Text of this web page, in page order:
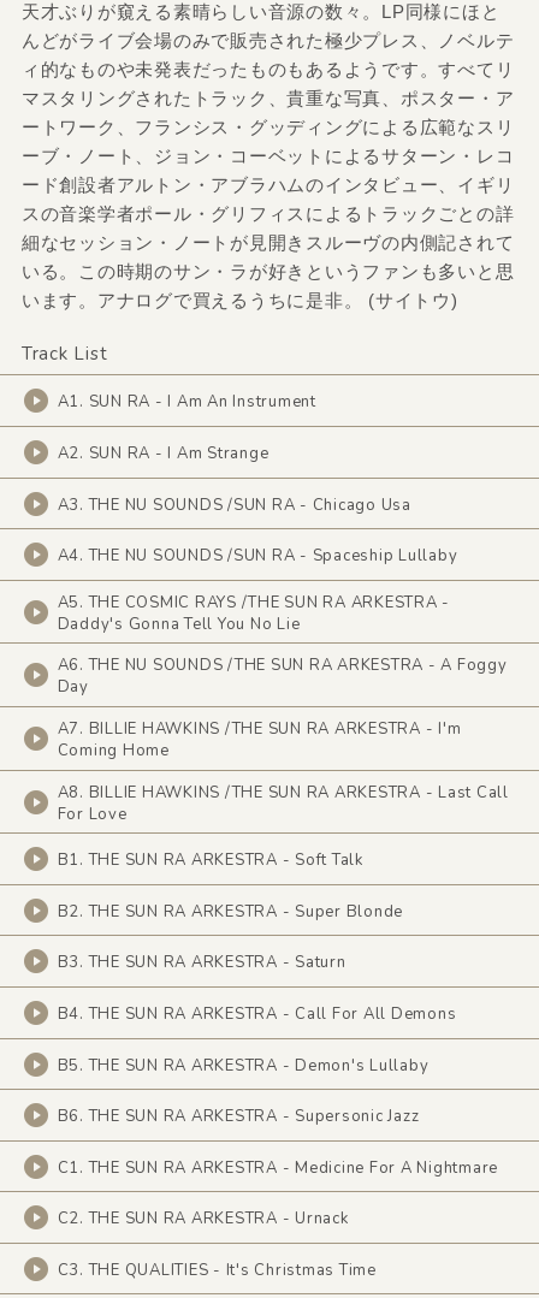
天才ぶりが窺える素晴らしい音源の数々。LP同様にほと
んどがライブ会場のみで販売された極少プレス、ノベルテ
ィ的なものや未発表だったものもあるようです。すべてリ
マスタリングされたトラック、貴重な写真、ポスター・ア
ートワーク、フランシス・グッディングによる広範なスリ
ーブ・ノート、ジョン・コーベットによるサターン・レコ
ード創設者アルトン・アブラハムのインタビュー、イギリ
スの音楽学者ポール・グリフィスによるトラックごとの詳
細なセッション・ノートが見開きスルーヴの内側記されて
いる。この時期のサン・ラが好きというファンも多いと思
います。アナログで買えるうちに是非。 (サイトウ)
Track List
A1. SUN RA - I Am An Instrument
A2. SUN RA - I Am Strange
A3. THE NU SOUNDS /SUN RA - Chicago Usa
A4. THE NU SOUNDS /SUN RA - Spaceship Lullaby
A5. THE COSMIC RAYS /THE SUN RA ARKESTRA -
Daddy's Gonna Tell You No Lie
A6. THE NU SOUNDS /THE SUN RA ARKESTRA - A Foggy
Day
A7. BILLIE HAWKINS /THE SUN RA ARKESTRA - I'm
Coming Home
A8. BILLIE HAWKINS /THE SUN RA ARKESTRA - Last Call
For Love
B1. THE SUN RA ARKESTRA - Soft Talk
B2. THE SUN RA ARKESTRA - Super Blonde
B3. THE SUN RA ARKESTRA - Saturn
B4. THE SUN RA ARKESTRA - Call For All Demons
B5. THE SUN RA ARKESTRA - Demon's Lullaby
B6. THE SUN RA ARKESTRA - Supersonic Jazz
C1. THE SUN RA ARKESTRA - Medicine For A Nightmare
C2. THE SUN RA ARKESTRA - Urnack
C3. THE QUALITIES - It's Christmas Time